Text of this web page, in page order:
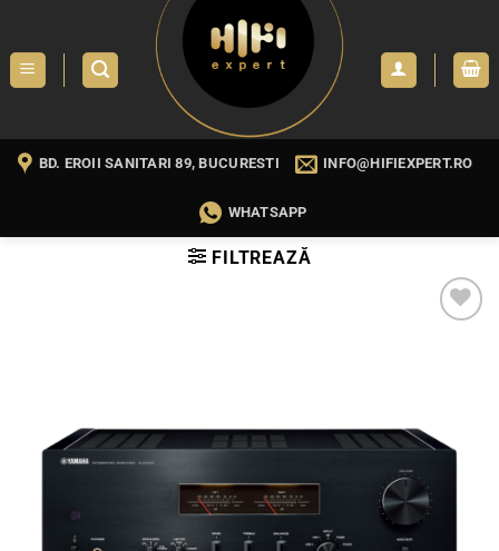
content
BD. EROII SANITARI 89, BUCURESTI INFO@HIFIEXPERT.RO
WHATSAPP
FILTREAZĂ